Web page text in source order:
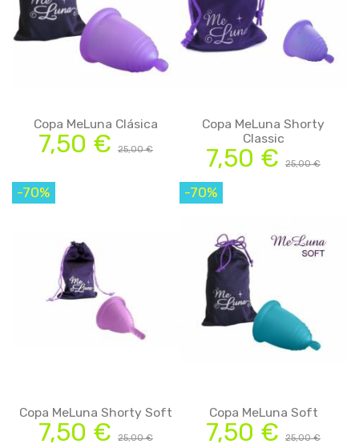
Copa MeLuna Clásica
7,50 € 25,00 €
Copa MeLuna Shorty
Classic
7,50 € 25,00 €
-70%
Copa MeLuna Shorty Soft
7,50 € 25,00 €
-70%
Copa MeLuna Soft
7,50 € 25,00 €